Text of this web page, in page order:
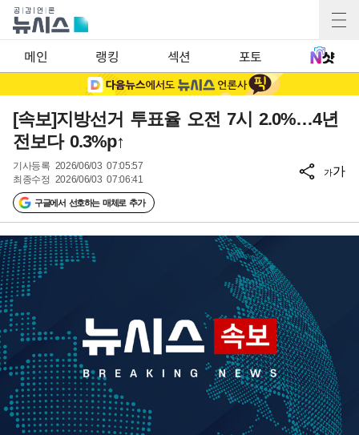
메인 랭킹 섹션 포토
[속보]지방선거 투표율 오전 7시 2.0%…4년
전보다 0.3%p↑
기사등록 2026/06/03 07:05:57
최종수정 2026/06/03 07:06:41
구글에서 선호하는 매체로 추가
가가